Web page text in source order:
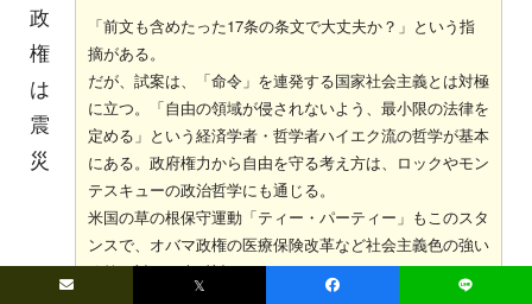
「前文も含めたった17条の条文で大丈夫か？」という指
摘がある。
だが、試案は、「命令」を連発する国家社会主義とは対極
に立つ。「自由の領域が侵されないよう、最小限の法律を
定める」という経済学者・哲学者ハイエク流の哲学が基本
にある。政府権力から自由を守る考え方は、ロックやモン
テスキューの政治哲学にも通じる。
米国の草の根保守運動「ティー・パーティー」もこのスタ
ンスで、オバマ政権の医療保険改革など社会主義色の強い
政策に対し、大反対している。
試案には社会権が明記されていないが、前文や、第一条の
政
権
は
震
災
𝕏